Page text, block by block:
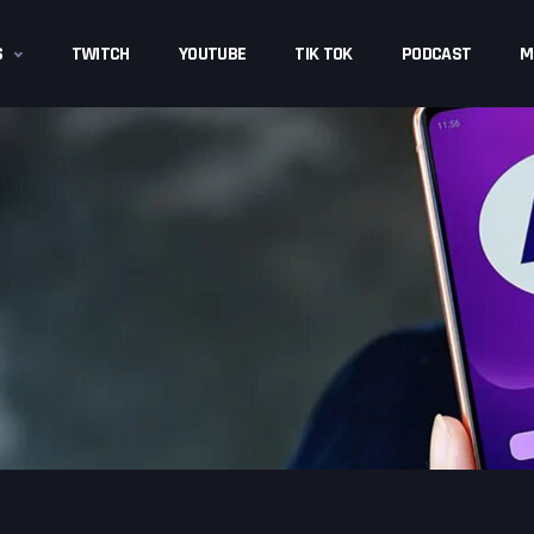
TWITCH YOUTUBE TIK TOK PODCAST